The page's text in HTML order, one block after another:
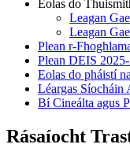
Eolas do
Leagan
Leagan
Plean r-
Plean DEIS
Eolas do pháistí
Léargas Síocháin
Bí Cineálta agus
Rásaíocht